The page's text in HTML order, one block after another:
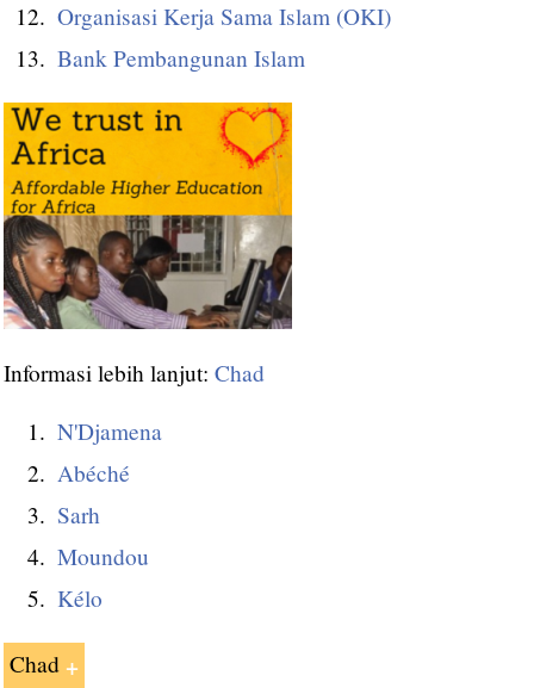
Organisasi Kerja Sama Islam (OKI)
Bank Pembangunan Islam
Informasi lebih lanjut: Chad
N'Djamena
Abéché
Sarh
Moundou
Kélo
Chad